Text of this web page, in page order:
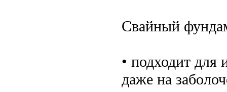
Свайный
• подходит для
даже на